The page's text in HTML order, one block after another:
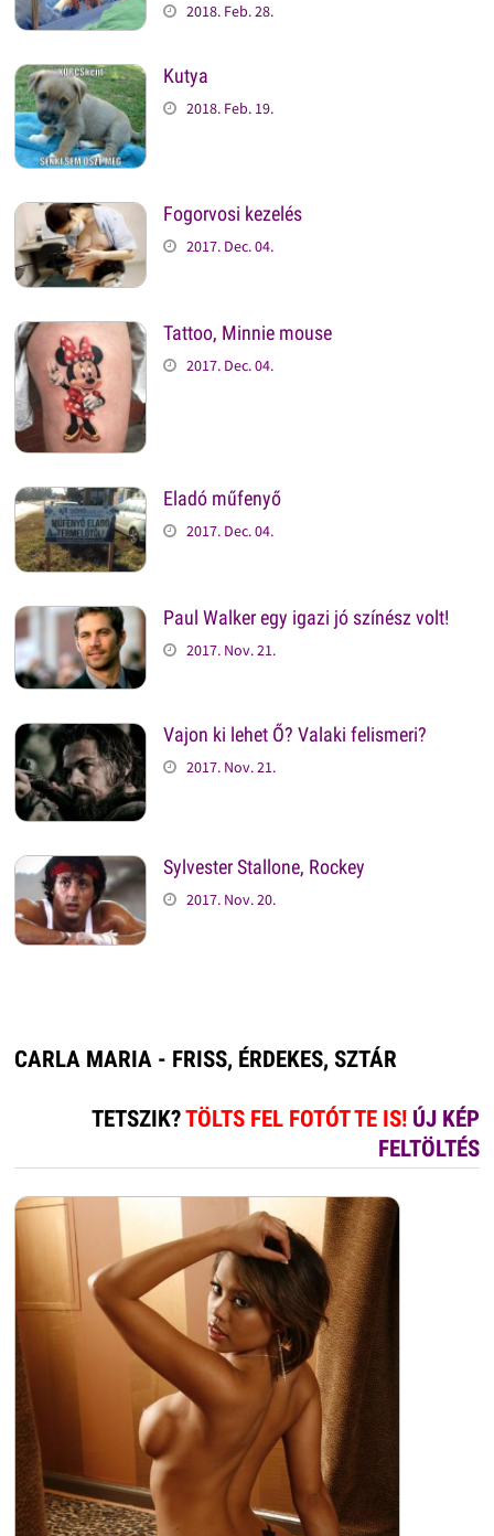
2018. Feb. 28.
Kutya
2018. Feb. 19.
Fogorvosi kezelés
2017. Dec. 04.
Tattoo, Minnie mouse
2017. Dec. 04.
Eladó műfenyő
2017. Dec. 04.
Paul Walker egy igazi jó színész volt!
2017. Nov. 21.
Vajon ki lehet Ő? Valaki felismeri?
2017. Nov. 21.
Sylvester Stallone, Rockey
2017. Nov. 20.
CARLA MARIA - FRISS, ÉRDEKES, SZTÁR
TETSZIK?TÖLTS FEL FOTÓT TE IS! ÚJ KÉP
FELTÖLTÉS